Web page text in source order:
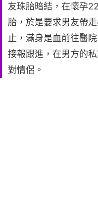
友珠胎暗結，在懷孕
胎，於是要求男友帶
止，滿身是血前往醫
接報跟進，在男方的
對情侶。